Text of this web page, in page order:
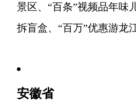
景区、“百条”视频品年味
拆盲盒、“百万”优惠游龙
安徽省